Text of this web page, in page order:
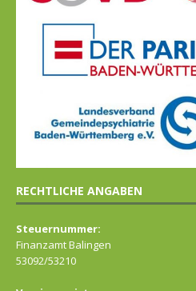
RECHTLICHE ANGABEN
Steuernummer:
Finanzamt Balingen
53092/53210